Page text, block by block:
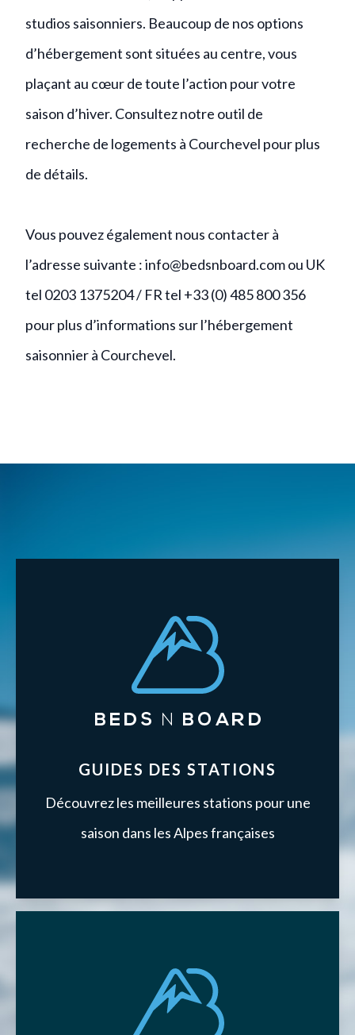
studios saisonniers. Beaucoup de nos options
d’hébergement sont situées au centre, vous
plaçant au cœur de toute l’action pour votre
saison d’hiver. Consultez notre outil de
recherche de logements à Courchevel pour plus
de détails.
Vous pouvez également nous contacter à
l’adresse suivante :info@bedsnboard.comou UK
tel 0203 1375204 / FR tel +33 (0) 485 800 356
pour plus d’informations sur l’hébergement
saisonnier à Courchevel.
GUIDES DES STATIONS
Découvrez les meilleures stations pour une
saison dans les Alpes françaises